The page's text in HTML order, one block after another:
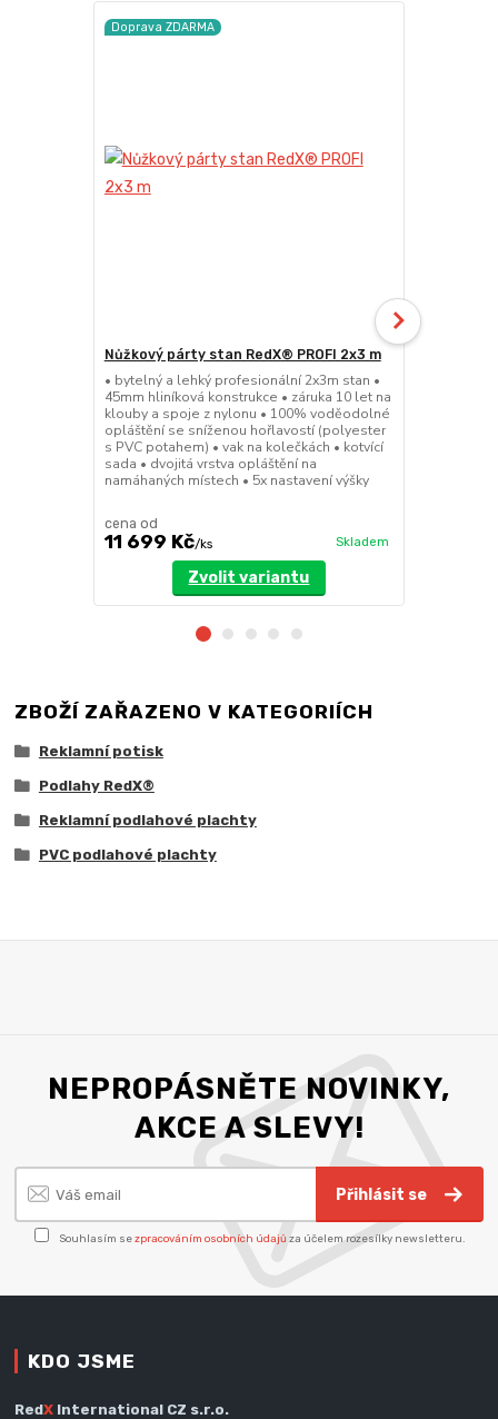
Doprava ZDARMA
Nůžkový párty stan RedX® PROFI 2x3 m
• bytelný a lehký profesionální 2x3m stan •
45mm hliníková konstrukce • záruka 10 let na
klouby a spoje z nylonu • 100% voděodolné
opláštění se sníženou hořlavostí (polyester
s PVC potahem) • vak na kolečkách • kotvící
sada • dvojitá vrstva opláštění na
namáhaných místech • 5x nastavení výšky
cena od
11 699 Kč/ks Skladem
Zvolit variantu
ZBOŽÍ ZAŘAZENO V KATEGORIÍCH
Reklamní potisk
Podlahy RedX®
Reklamní podlahové plachty
PVC podlahové plachty
NEPROPÁSNĚTE NOVINKY,
AKCE A SLEVY!
Přihlásit se
Souhlasím sezpracováním osobních údajů za účelem rozesílky newsletteru.
KDO JSME
RedX International CZ s.r.o.